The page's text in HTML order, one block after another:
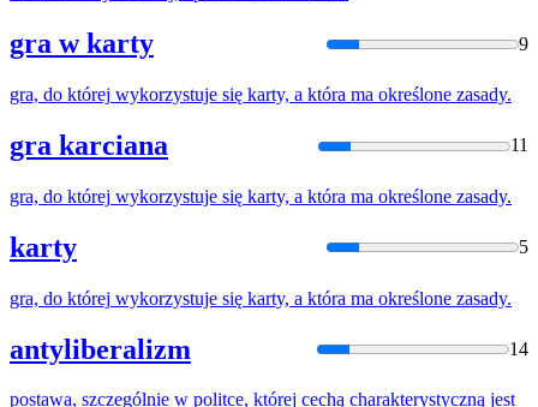
gra w karty 9
gra, do której wykorzystuje się karty, a która ma określone zasady.
gra karciana 11
gra, do której wykorzystuje się karty, a która ma określone zasady.
karty 5
gra, do której wykorzystuje się karty, a która ma określone zasady.
antyliberalizm 14
postawa, szczególnie w politce, której cechą charakterystyczną jest